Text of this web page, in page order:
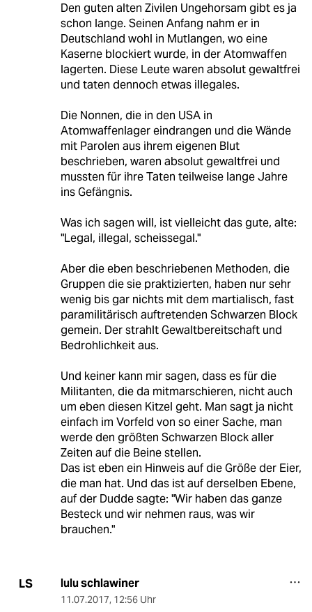
Den guten alten Zivilen Ungehorsam gibt es ja
schon lange. Seinen Anfang nahm er in
Deutschland wohl in Mutlangen, wo eine
Kaserne blockiert wurde, in der Atomwaffen
lagerten. Diese Leute waren absolut gewaltfrei
und taten dennoch etwas illegales.
Die Nonnen, die in den USA in
Atomwaffenlager eindrangen und die Wände
mit Parolen aus ihrem eigenen Blut
beschrieben, waren absolut gewaltfrei und
mussten für ihre Taten teilweise lange Jahre
ins Gefängnis.
Was ich sagen will, ist vielleicht das gute, alte:
"Legal, illegal, scheissegal."
Aber die eben beschriebenen Methoden, die
Gruppen die sie praktizierten, haben nur sehr
wenig bis gar nichts mit dem martialisch, fast
paramilitärisch auftretenden Schwarzen Block
gemein. Der strahlt Gewaltbereitschaft und
Bedrohlichkeit aus.
Und keiner kann mir sagen, dass es für die
Militanten, die da mitmarschieren, nicht auch
um eben diesen Kitzel geht. Man sagt ja nicht
einfach im Vorfeld von so einer Sache, man
werde den größten Schwarzen Block aller
Zeiten auf die Beine stellen.
Das ist eben ein Hinweis auf die Größe der Eier,
die man hat. Und das ist auf derselben Ebene,
auf der Dudde sagte: "Wir haben das ganze
Besteck und wir nehmen raus, was wir
brauchen."
LS lulu schlawiner
11.07.2017, 12:56 Uhr